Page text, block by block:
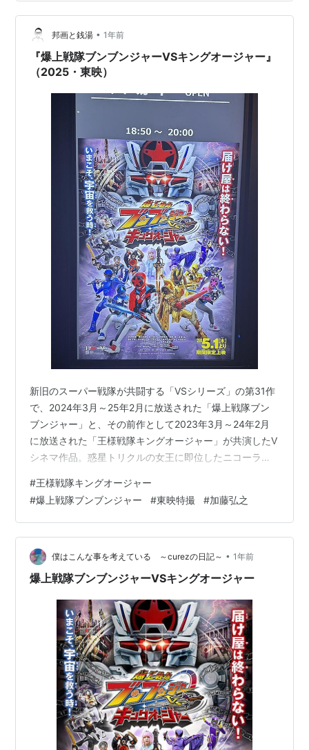
邦画と銭湯 • 1年前
『爆上戦隊ブンブンジャーVSキングオージャー』
（2025・東映）
新旧のスーパー戦隊が共闘する「VSシリーズ」の第31作
で、2024年3月～25年2月に放送された「爆上戦隊ブン
ブンジャー」と、その前作として2023年3月～24年2月
に放送された「王様戦隊キングオージャー」が共演したV
シネマ作品。惑星トリクルの女王に即位したニコーラ
として爆上戦隊ブンブンジャーを招聘する。そこへ突如
としてハシリヤンの残党であるマンホールグルマーが現
れ、ニコーラからトリクル王家に伝わる宝玉を奪ってし
まう。さらに宇蟲五道化のひとりであるミノンガンも現
れ、同盟締結の儀式のために用意されていた聖剣・オー
ジャカリバーZEROを強奪。ブンブ…
#王様戦隊キングオージャー
#爆上戦隊ブンブンジャー #東映特撮 #加藤弘之
僕はこんな事を考えている ～curezの日記～ • 1年前
爆上戦隊ブンブンジャーVSキングオージャー